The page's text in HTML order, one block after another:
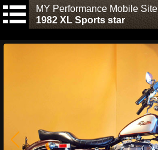
MY Performance Mobile Site
1982 XL Sports star